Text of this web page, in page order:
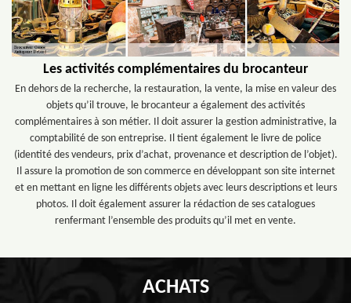
Les activités complémentaires du brocanteur
En dehors de la recherche, la restauration, la vente, la mise en valeur des
objets qu’il trouve, le brocanteur a également des activités
complémentaires à son métier. Il doit assurer la gestion administrative, la
comptabilité de son entreprise. Il tient également le livre de police
(identité des vendeurs, prix d’achat, provenance et description de l’objet).
Il assure la promotion de son commerce en développant son site internet
et en mettant en ligne les différents objets avec leurs descriptions et leurs
photos. Il doit également assurer la rédaction de ses catalogues
renfermant l’ensemble des produits qu’il met en vente.
ACHATS